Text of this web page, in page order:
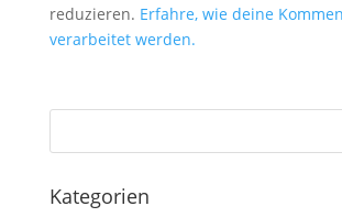
reduzieren. Erfahre, wie deine
verarbeitet werden.
Kategorien